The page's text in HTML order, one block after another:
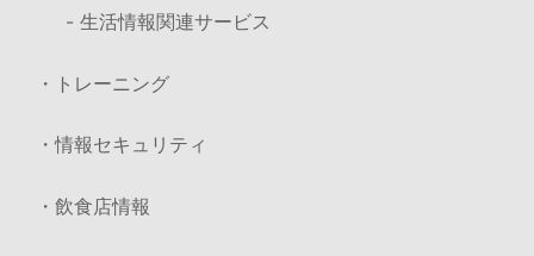
- 生活情報関連サービス
・トレーニング
・情報セキュリティ
・飲食店情報